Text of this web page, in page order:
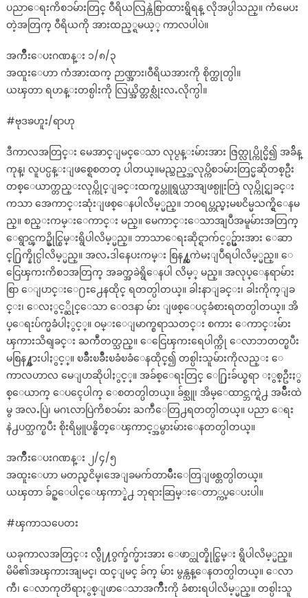
ပညာေရးကိစၥမ်ားတြင္ ဝီရိယလြန္ကဲစြာထားရွိရန္ လိုအပ္ပါသည္။ ကံမေပး
တဲ့အတြက္ ဝီရိယကို အားထည့္ရမယ့္ ကာလပါပဲ။
အက်ိဳးေပးဂဏန္း ၁/၈/၃
အထူးေဟာ ကံအားထက္ ဉာဏ္အား၊ဝီရိယအားကို စိုက္ထုတ္ပါ။
ယၾတာ ရဟန္းတစ္ပါးကို လြယ္အိတ္တစ္လုံးလႉလိုက္ပါ။
#ဗုဒၶဟူး/ရာဟု
ဒီကာလအတြင္း မေအာင္ျမင္ေသာ လုပ္ငန္းမ်ားအား ဇြတ္လုပ္ကိုင္မိ၍ အခ်ိန္
ကုန္၊ လူပင္ပန္းျဖစ္ရေစတတ္ ပါတယ္။မည္သည့္အလုပ္ကိစၥမ်ားတြင္မဆိုတစ္ဦး
တစ္ေယာက္တည္းလုပ္ကိုင္ျခင္းထက္စပ္တူရွယ္ယာအျဖစ္ပူးတြဲ လုပ္ကိုင္ရျခင္း
ကသာ အေကာင္းဆုံးျဖစ္ေနပါလိမ့္မည္။ ဘဝရပ္တည္မႈမၿငိမ္မသက္ရွိေနမ
ည္။ စည္းကမ္းေကာင္း မည္။ မေကာင္းေသာအျပဳအမူမ်ားအတြက္
ေရွာင္ၾကဥ္နိုင္စြမ္းရွိပါလိမ့္မည္။ ဘာသာေရးဆိုင္ရာက်င့္စဥ္မ်ားအား ေဆာ
င္႐ြက္နိုင္ပါလိမ့္မည္။ အလႉဒါနေပးကမ္း စြန႔္ႀကဲမႈျပဳရပါလိမ့္မည္။ ေ
ငြေၾကးကိစၥအတြက္ အခက္အခဲရွိေနပါ လိမ့္ မည္။ အလုပ္ေနရာမ်ား
စြာ ေျပာင္းေ႐ႊ႕ေနထိုင္ ရတတ္ပါတယ္။ ခါးနာျခင္း၊ ခါးကိုက္ျခ
င္း၊ ေလႏွင့္ဆိုင္ေသာ ေဝဒနာ မ်ား ျဖစ္ေပၚခံစားရတတ္ပါတယ္။ အိ
ပ္ေရးပ်က္မခံပါႏွင့္။ ဝမ္းေျမာက္စရာသတင္း စကား ေကာင္းမ်ား
ၾကားသိရျခင္း ႀကဳံတတ္သည္။ ေငြေၾကးရေပါက္ကို ေလာဘတတ္ၿပီး
မစြန႔္စားပါႏွင့္။ ၿခိဳးၿခိဳးၿခံၿခံေနထိုင္၍ တစ္ပါးသူမ်ားကိုလည္း ေ
ကာလဟာလ မေျပာဆိုပါႏွင့္။ အခ်စ္ေရးတြင္ ေ႐ြးခ်ယ္စရာ ႏွစ္ဦးႏွ
စ္ေယာက္ ေပၚေပါက္ ေစတတ္ပါတယ္။ ခ်စ္သူ၊ အိမ္ေထာင္ဘက္ရဲ႕ အမ်ိဳးထဲ
မွ အလႉပြဲ၊ မဂၤလာပြဲကိစၥမ်ား ႀကဳံေတြ႕ရတတ္ပါတယ္။ ပညာ ေရး
နဲ႕ပတ္သက္ၿပီး စိုးရိမ္ပူပန္စိတ္ေၾကာင့္အမွားမ်ားေနတတ္ပါတယ္။
အက်ိဳးေပးဂဏန္း ၂/၄/၅
အထူးေဟာ မတည္ၿငိမ္၊အေျခမက်တာမ်ိဳးေတြျဖစ္တတ္ပါတယ္။
ယၾတာ ခ်ဥ္ေပါင္ေၾကာ္နဲ႕ ဘုရားဆြမ္းေတာ္ကပ္ေပးပါ။
#ၾကာသပေတး
ယခုကာလအတြင္း လွ်ို႔ဝွက္ခ်က္မ်ားအား ေဖာ္ထုတ္နိုင္စြမ္း ရွိပါလိမ့္မည္။
မိမိ၏အၾကားအျမင္၊ ထင္ျမင္ ခ်က္ မ်ား မွန္ကန္ေနတတ္ပါတယ္။ ေလာ
ကီ၊ ေလာကုတၱရာႏွစ္ျဖာေသာအက်ိဳးကို ခံစားရပါလိမ့္မည္။ တစ္ပါးသူ